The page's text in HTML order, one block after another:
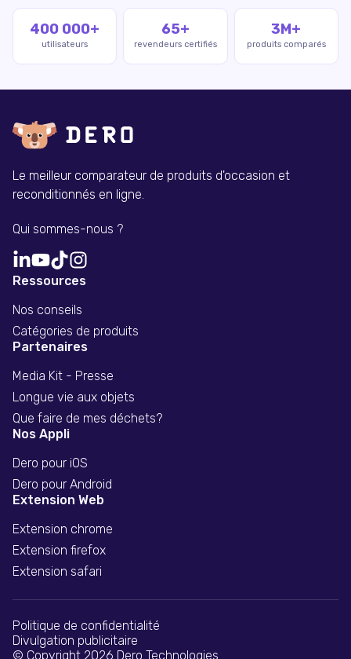
400 000+
utilisateurs
65+
revendeurs certifiés
3M+
produits comparés
Le meilleur comparateur de produits d'occasion et
reconditionnés en ligne.
Qui sommes-nous ?
Ressources
Nos conseils
Catégories de produits
Partenaires
Media Kit - Presse
Longue vie aux objets
Que faire de mes déchets?
Nos Appli
Dero pour iOS
Dero pour Android
Extension Web
Extension chrome
Extension firefox
Extension safari
© Copyright 2026 Dero Technologies.
Politique de confidentialité
Divulgation publicitaire